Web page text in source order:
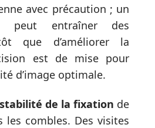
avec précaution ; un
peut entraîner des
que d’améliorer la
est de mise pour
d’image optimale.
stabilité de la fixation de
les combles. Des visites